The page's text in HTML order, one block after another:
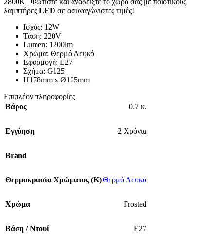
2800K | Φωτίστε και αναδείξτε το χώρο σας με ποιοτικούς
λαμπτήρες LED σε ασυναγώνιστες τιμές!
Ισχύς: 12W
Τάση: 220V
Lumen: 1200lm
Χρώμα: Θερμό Λευκό
Εφαρμογή: E27
Σχήμα: G125
H178mm x Ø125mm
Επιπλέον πληροφορίες
Βάρος
0.7 κ.
Εγγύηση 2 Χρόνια
Brand
Θερμοκρασία Χρώματος (Κ)Θερμό Λευκό
Χρώμα Frosted
Βάση / Ντουί E27